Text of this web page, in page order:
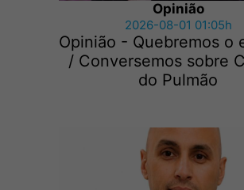
Opinião
2026-08-01 01:05h
Opinião - Quebremos o
/ Conversemos sobre
do Pulmão